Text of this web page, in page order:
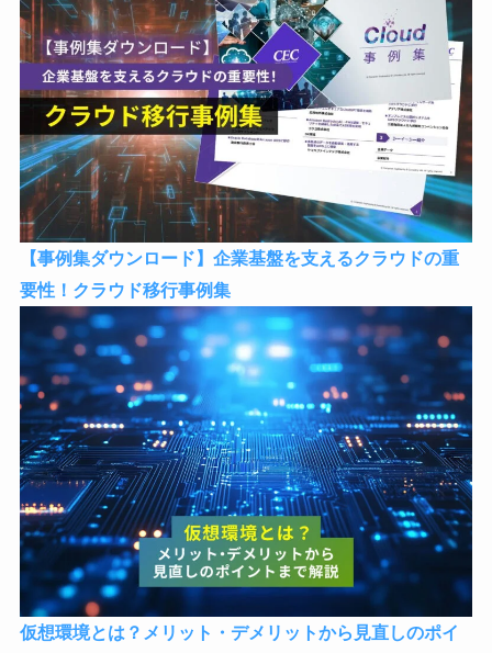
【事例集ダウンロード】企業基盤を支えるクラウドの重
要性！クラウド移行事例集
仮想環境とは？メリット・デメリットから見直しのポイ